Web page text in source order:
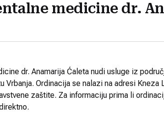
medicine dr.
dr. Anamarija Ćaleta nudi usluge iz
Vrbanja. Ordinacija se nalazi na adresi Kneza
zaštite. Za informaciju prima li